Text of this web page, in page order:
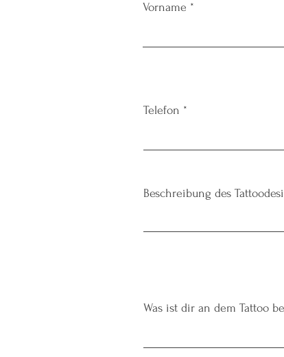
Vorname
Telefon
Beschreibung des
Was ist dir an dem Tattoo